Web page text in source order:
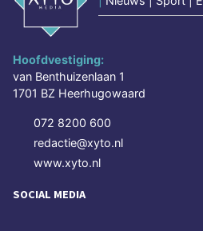
Hoofdvestiging:
van Benthuizenlaan 1
1701 BZ Heerhugowaard
072 8200 600
redactie@xyto.nl
www.xyto.nl
SOCIAL MEDIA